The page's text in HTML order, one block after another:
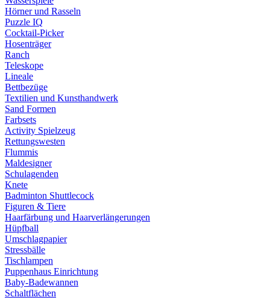
Hörner und Rasseln
Puzzle IQ
Cocktail-Picker
Hosenträger
Ranch
Teleskope
Lineale
Bettbezüge
Textilien und Kunsthandwerk
Sand Formen
Farbsets
Activity Spielzeug
Rettungswesten
Flummis
Maldesigner
Schulagenden
Knete
Badminton Shuttlecock
Figuren & Tiere
Haarfärbung und Haarverlängerungen
Hüpfball
Umschlagpapier
Stressbälle
Tischlampen
Puppenhaus Einrichtung
Baby-Badewannen
Schaltflächen